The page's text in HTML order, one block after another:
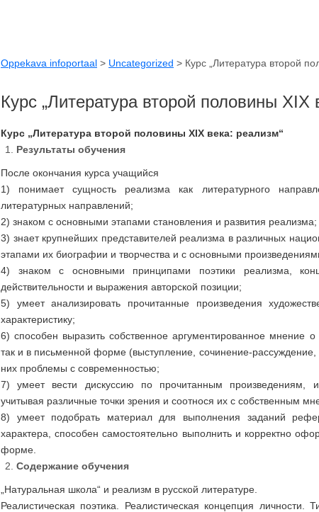
Oppekava infoportaal > Uncategorized > Курс „Литература второй
Курс „Литература второй половины XIX
Курс „Литература второй половины XIX века: реализм“
Результаты обучения
После окончания курса учащийся
1) понимает сущность реализма как литературного
литературных направлений;
2) знаком с основными этапами становления и развития реализма;
3) знает крупнейших представителей реализма в различных
этапами их биографии и творчества и с основными
4) знаком с основными принципами поэтики реализма,
действительности и выражения авторской позиции;
5) умеет анализировать прочитанные произведения
характеристику;
6) способен выразить собственное аргументированное мнение о
так и в письменной форме (выступление, сочинение-рассуждение,
них проблемы с современностью;
7) умеет вести дискуссию по прочитанным произведениям,
учитывая различные точки зрения и соотнося их с собственным
8) умеет подобрать материал для выполнения заданий
характера, способен самостоятельно выполнить и корректно
форме.
Содержание обучения
„Натуральная школа“ и реализм в русской литературе.
Реалистическая поэтика. Реалистическая концепция личности.